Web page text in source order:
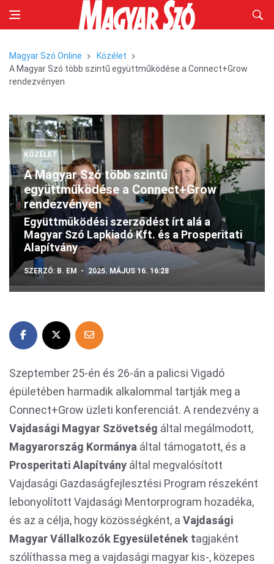
Magyar Szó Online
Közélet
A Magyar Szó több szintű együttműködése a Connect+Grow
rendezvényen
KÖZÉLET
A Magyar Szó több szintű
együttműködése a Connect+Grow
rendezvényen
Együttműködési szerződést írt alá a
Magyar Szó Lapkiadó Kft. és a Prosperitati
Alapítvány
SZERZŐ: B. EM 2025. MÁJUS 16. 16:28
Szeptember 25-én és 26-án a palicsi Vigadó
épületében harmadik alkalommal tartják meg a
Connect+Grow üzleti konferenciát. A rendezvény a
Vajdasági Magyar Szövetség által megálmodott,
Magyarország Kormánya által támogatott, és a
Prosperitati Alapítvány által megvalósított
Vajdasági Gazdaságfejlesztési Program részeként
lebonyolított Vajdasági Mentorprogram hozadéka,
és az a célja, hogy közösségként, a Vajdasági
Magyar Vállalkozók Egyesületének tagjaként
szólíthassa meg a vajdasági magyar kis-, közepes